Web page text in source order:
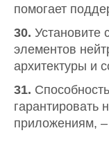
помогает
30. Установите
элементов
архитектуры и
31.
гарантировать
приложениям,